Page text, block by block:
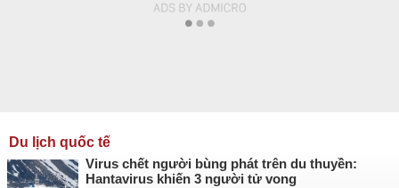
Du lịch quốc tế
Virus chết người bùng phát trên du thuyền:
Hantavirus khiến 3 người tử vong